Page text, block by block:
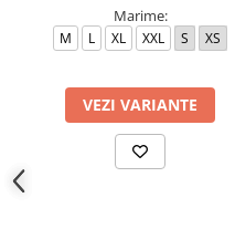
Marime:
M L XL XXL S XS
VEZI VARIANTE